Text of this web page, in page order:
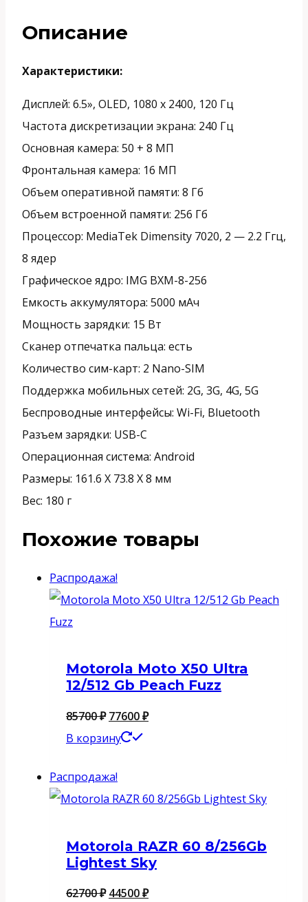
Описание
Характеристики:
Дисплей: 6.5», OLED, 1080 x 2400, 120 Гц
Частота дискретизации экрана: 240 Гц
Основная камера: 50 + 8 МП
Фронтальная камера: 16 МП
Объем оперативной памяти: 8 Гб
Объем встроенной памяти: 256 Гб
Процессор: MediaTek Dimensity 7020, 2 — 2.2 Ггц,
8 ядер
Графическое ядро: IMG BXM-8-256
Емкость аккумулятора: 5000 мАч
Мощность зарядки: 15 Вт
Сканер отпечатка пальца: есть
Количество сим-карт: 2 Nano-SIM
Поддержка мобильных сетей: 2G, 3G, 4G, 5G
Беспроводные интерфейсы: Wi-Fi, Bluetooth
Разъем зарядки: USB-C
Операционная система: Android
Размеры: 161.6 Х 73.8 Х 8 мм
Вес: 180 г
Похожие товары
Распродажа!
Motorola Moto X50 Ultra
12/512 Gb Peach Fuzz
85700₽ Первоначальная
цена
85700 ₽.
77600₽Текущая
В корзину
Распродажа!
Motorola RAZR 60 8/256Gb
Lightest Sky
62700₽ Первоначальная
44500₽Текущая